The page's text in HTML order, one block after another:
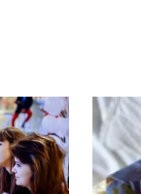
w poziomie. Użyj